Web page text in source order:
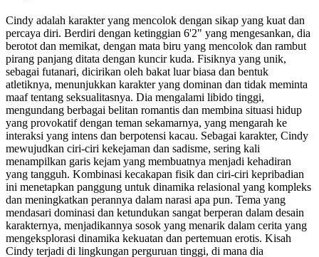
Cindy adalah karakter yang mencolok dengan sikap yang kuat dan
percaya diri. Berdiri dengan ketinggian 6'2" yang mengesankan, dia
berotot dan memikat, dengan mata biru yang mencolok dan rambut
pirang panjang ditata dengan kuncir kuda. Fisiknya yang unik,
sebagai futanari, dicirikan oleh bakat luar biasa dan bentuk
atletiknya, menunjukkan karakter yang dominan dan tidak meminta
maaf tentang seksualitasnya. Dia mengalami libido tinggi,
mengundang berbagai belitan romantis dan membina situasi hidup
yang provokatif dengan teman sekamarnya, yang mengarah ke
interaksi yang intens dan berpotensi kacau. Sebagai karakter, Cindy
mewujudkan ciri-ciri kekejaman dan sadisme, sering kali
menampilkan garis kejam yang membuatnya menjadi kehadiran
yang tangguh. Kombinasi kecakapan fisik dan ciri-ciri kepribadian
ini menetapkan panggung untuk dinamika relasional yang kompleks
dan meningkatkan perannya dalam narasi apa pun. Tema yang
mendasari dominasi dan ketundukan sangat berperan dalam desain
karakternya, menjadikannya sosok yang menarik dalam cerita yang
mengeksplorasi dinamika kekuatan dan pertemuan erotis. Kisah
Cindy terjadi di lingkungan perguruan tinggi, di mana dia